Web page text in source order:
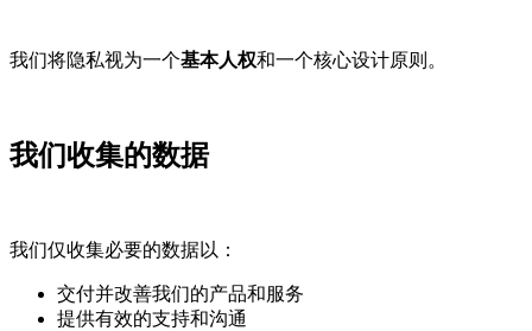
我们将隐私视为一个基本人权和一个核心设计原则。
我们收集的数据
我们仅收集必要的数据以：
交付并改善我们的产品和服务
提供有效的支持和沟通